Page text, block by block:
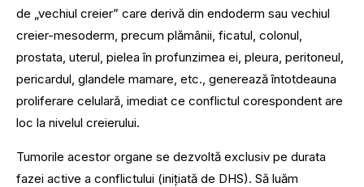
de „vechiul creier” care derivă din endoderm sau vechiul
creier-mesoderm, precum plămânii, ficatul, colonul,
prostata, uterul, pielea în profunzimea ei, pleura, peritoneul,
pericardul, glandele mamare, etc., generează întotdeauna
proliferare celulară, imediat ce conflictul corespondent are
loc la nivelul creierului.
Tumorile acestor organe se dezvoltă exclusiv pe durata
fazei active a conflictului (inițiată de DHS). Să luăm